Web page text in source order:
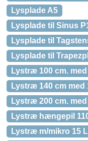
Lysplade A5
Lysplade til Sinus
Lysplade til
Lysplade til
Lystræ 100 cm.
Lystræ 140 cm med
Lystræ 200 cm. med
Lystræ hængepil
Lystræ m/mikro 15